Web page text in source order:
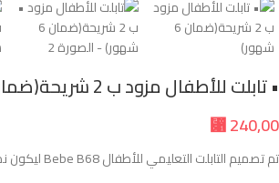
• تابلت للأطفال مزود ب 2 شريحة(ضمان 6 شهور)
⃁240,00
تم تصميم التابلت التعليمي للأطفال Bebe B68 ليكون نموذجًا محمولًا للغاية.